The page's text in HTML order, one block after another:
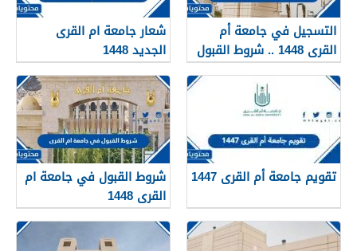
التسجيل في جامعة أم
القرى 1448 .. شروط القبول
في جامعة ام القرى 2026
شعار جامعة ام القرى
الجديد 1448
تقويم جامعة أم القرى 1447
شروط القبول في جامعة ام
القرى 1448